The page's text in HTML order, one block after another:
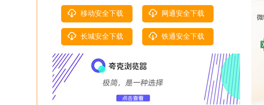
移动安全下载 网通安全下载
长城安全下载 铁通安全下载